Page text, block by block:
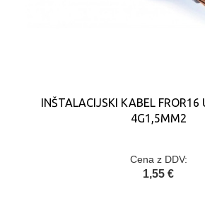
INŠTALACIJSKI KABEL FROR16
4G1,5MM2
Cena z DDV:
1,55 €